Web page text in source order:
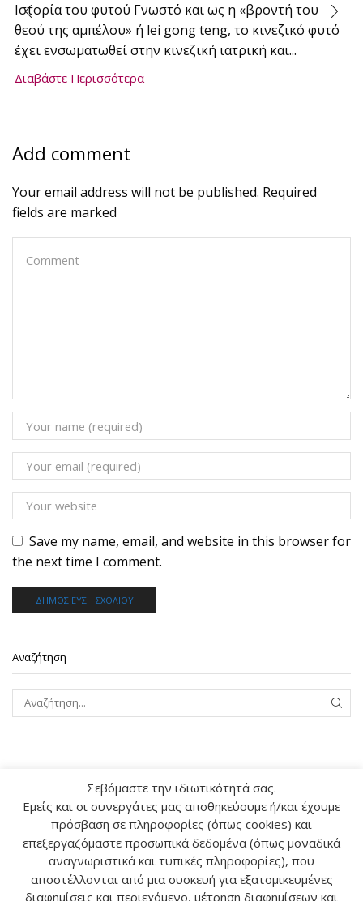
Iστορία του φυτού Γνωστό και ως η «βροντή του
θεού της αμπέλου» ή lei gong teng, το κινεζικό φυτό
έχει ενσωματωθεί στην κινεζική ιατρική και...
Διαβάστε Περισσότερα
Add comment
Your email address will not be published. Required
fields are marked
Save my name, email, and website in this browser for
the next time I comment.
Αναζήτηση
Ο ΛΟΓΑΡΙΑΣΜΟΣ ΜΟΥ
ΕΠΙΚΟΙΝΩΝΙΑ
Σεβόμαστε την ιδιωτικότητά σας.
Εμείς και οι συνεργάτες μας αποθηκεύουμε ή/και έχουμε
πρόσβαση σε πληροφορίες (όπως cookies) και
επεξεργαζόμαστε προσωπικά δεδομένα (όπως μοναδικά
αναγνωριστικά και τυπικές πληροφορίες), που
αποστέλλονται από μια συσκευή για εξατομικευμένες
διαφημίσεις και περιεχόμενο, μέτρηση διαφημίσεων και